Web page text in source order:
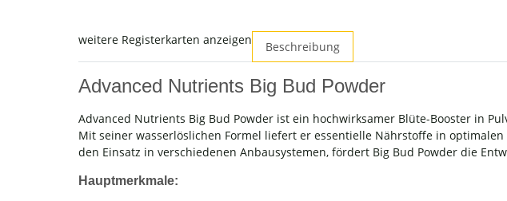
weitere Registerkarten anzeigen Beschreibung
Advanced Nutrients Big Bud Powder
Advanced Nutrients Big Bud Powder ist ein hochwirksamer Blüte-Booster in
Mit seiner wasserlöslichen Formel liefert er essentielle Nährstoffe in
den Einsatz in verschiedenen Anbausystemen, fördert Big Bud Powder die
Hauptmerkmale: